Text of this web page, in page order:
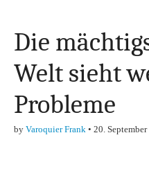
Finanzen,
&
Die
Welt sieht
Probleme
by Varoquier Frank • 20.